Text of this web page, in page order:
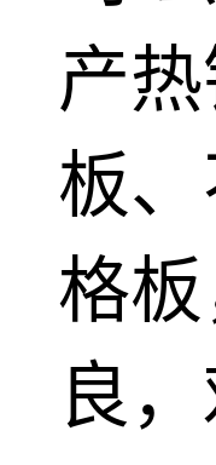
产
板
格
良